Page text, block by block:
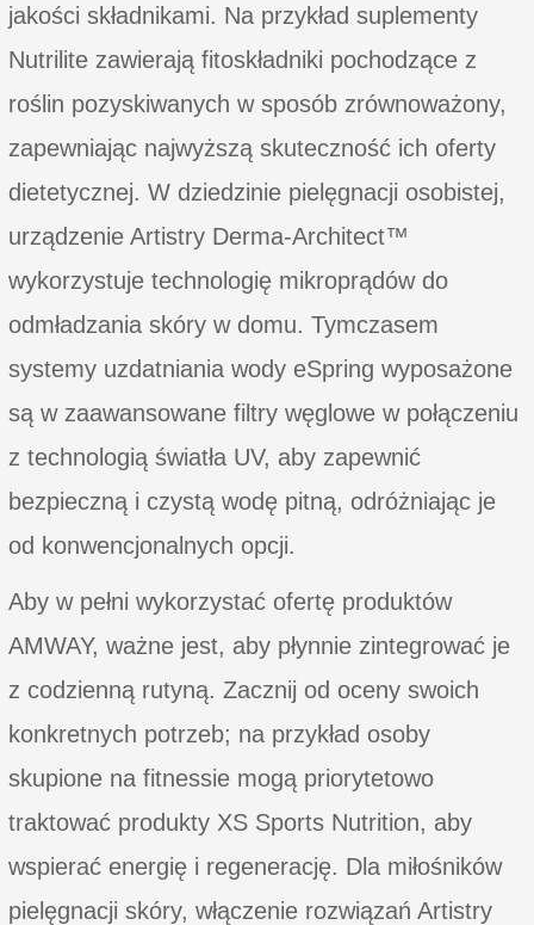
jakości składnikami. Na przykład suplementy
Nutrilite zawierają fitoskładniki pochodzące z
roślin pozyskiwanych w sposób zrównoważony,
zapewniając najwyższą skuteczność ich oferty
dietetycznej. W dziedzinie pielęgnacji osobistej,
urządzenie Artistry Derma-Architect™
wykorzystuje technologię mikroprądów do
odmładzania skóry w domu. Tymczasem
systemy uzdatniania wody eSpring wyposażone
są w zaawansowane filtry węglowe w połączeniu
z technologią światła UV, aby zapewnić
bezpieczną i czystą wodę pitną, odróżniając je
od konwencjonalnych opcji.
Aby w pełni wykorzystać ofertę produktów
AMWAY, ważne jest, aby płynnie zintegrować je
z codzienną rutyną. Zacznij od oceny swoich
konkretnych potrzeb; na przykład osoby
skupione na fitnessie mogą priorytetowo
traktować produkty XS Sports Nutrition, aby
wspierać energię i regenerację. Dla miłośników
pielęgnacji skóry, włączenie rozwiązań Artistry